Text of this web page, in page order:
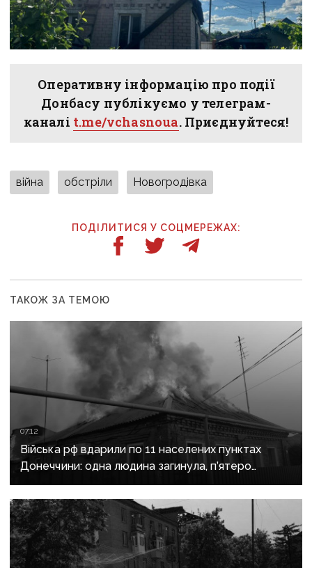
Оперативну інформацію про події
Донбасу публікуємо у телеграм-
каналі t.me/vchasnoua. Приєднуйтеся!
війна обстріли Новогродівка
ПОДІЛИТИСЯ У СОЦМЕРЕЖАХ:
ТАКОЖ ЗА ТЕМОЮ
07:12
Війська рф вдарили по 11 населених пунктах
Донеччини: одна людина загинула, п’ятеро
поранені